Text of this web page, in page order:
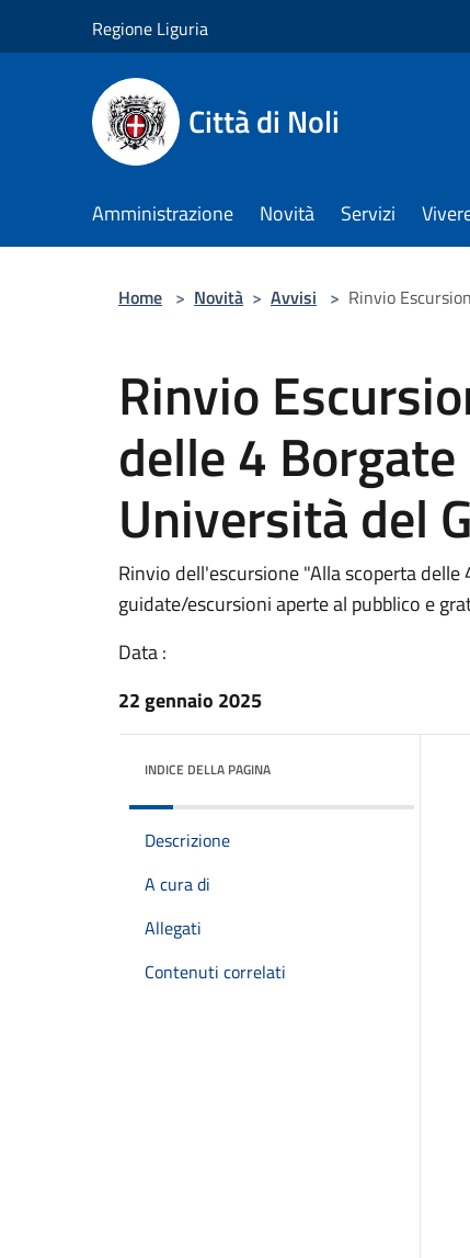
Regione Liguria
Città di Noli
Amministrazione Novità Servizi
Home > Novità > Avvisi > Rinvio
Rinvio
delle 4
Università del
Rinvio dell'escursione "Alla scoperta
guidate/escursioni aperte al pubblico e
Data :
22 gennaio 2025
INDICE DELLA PAGINA
Descrizione
A cura di
Allegati
Contenuti correlati